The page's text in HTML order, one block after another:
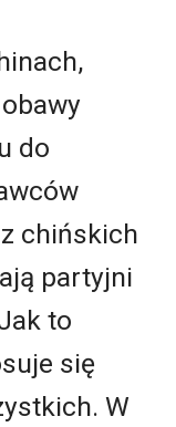
do
chińskich
partyjni
to
się
W